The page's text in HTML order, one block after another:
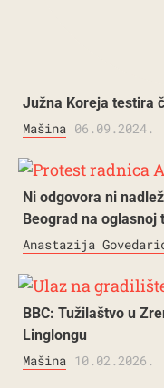
Južna Koreja testira
Mašina 06.09.2024.
Ni odgovora ni
Beograd na
Anastazija
BBC: Tužilaštvo u
Linglongu
Mašina 10.02.2026.